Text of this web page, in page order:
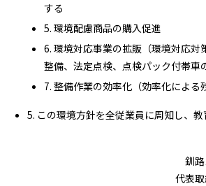
する
5. 環境配慮商品の購入促進
6. 環境対応事業の拡販（環境対応対
整備、法定点検、点検パック付帯車
7. 整備作業の効率化（効率化による
5. この環境方針を全従業員に周知し、教
釧
代表